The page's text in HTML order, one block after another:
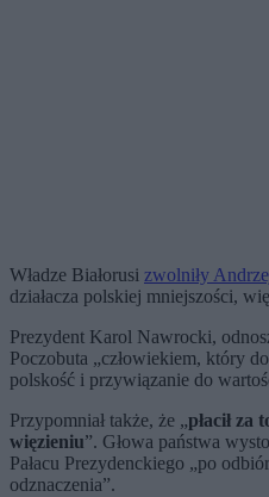
Władze Białorusi zwolniły
działacza polskiej mniejszości,
Prezydent Karol Nawrocki,
Poczobuta „człowiekiem, który
polskość i przywiązanie do
Przypomniał także, że „płacił za
więzieniu”. Głowa państwa
Pałacu Prezydenckiego „po
odznaczenia”.